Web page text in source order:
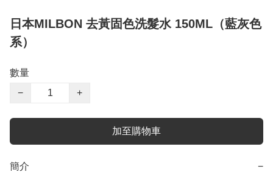
日本MILBON 去黃固色洗髮水 150ML（藍灰色
系）
數量
−
+
加至購物車
簡介 −